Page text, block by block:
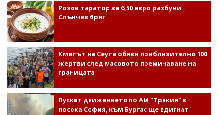
Розов таратор за 6,50 евро разбуни
Слънчев бряг
Кметът на Сеута обяви приблизително 100
жертви след масовото преминаване на
границата
Пускат движението по АМ "Тракия" в
посока София, към Бургас ще вдигнат